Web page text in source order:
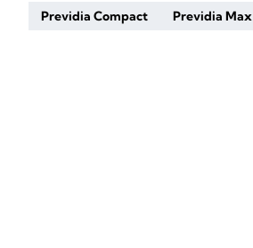
Previdia Compact Previdia Max